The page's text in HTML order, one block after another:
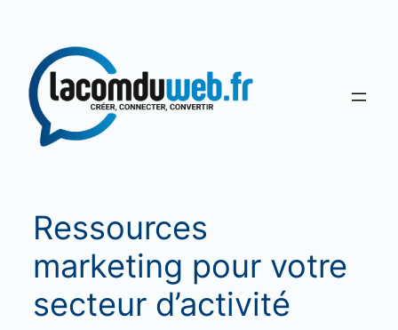
contenu
Ressources
marketing pour votre
secteur d’activité